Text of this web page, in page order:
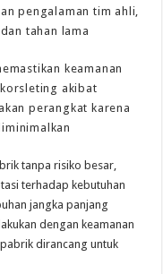
pengalaman tim ahli,
tahan lama
keamanan
akibat
perangkat karena
tanpa risiko besar,
terhadap kebutuhan
jangka panjang
dengan keamanan
dirancang untuk